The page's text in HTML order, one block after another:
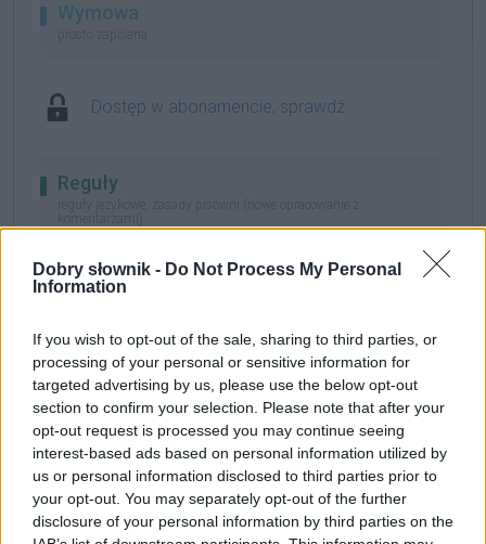
Dobry słownik - Do Not Process My Personal
Information
If you wish to opt-out of the sale, sharing to third parties, or
processing of your personal or sensitive information for
targeted advertising by us, please use the below opt-out
section to confirm your selection. Please note that after your
opt-out request is processed you may continue seeing
interest-based ads based on personal information utilized by
us or personal information disclosed to third parties prior to
your opt-out. You may separately opt-out of the further
disclosure of your personal information by third parties on the
Wymowa
prosto zapisana
Dostęp w abonamencie, sprawdź
Reguły
reguły językowe, zasady pisowni (nowe opracowanie z
komentarzami)
213. jaką literą (działalność ludzka):nazwy firm,
Przykłady użycia
autentyczne, starannie wybrane, zobacz teżna blogu
Z całej grupy miałemSharpai Panasonica.
hdtv.com.pl, 16.06.2007